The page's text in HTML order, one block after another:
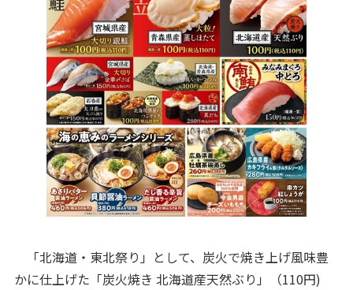
「北海道・東北祭り」として、炭火で焼き上げ風味豊
かに仕上げた「炭火焼き 北海道産天然ぶり」（110円)